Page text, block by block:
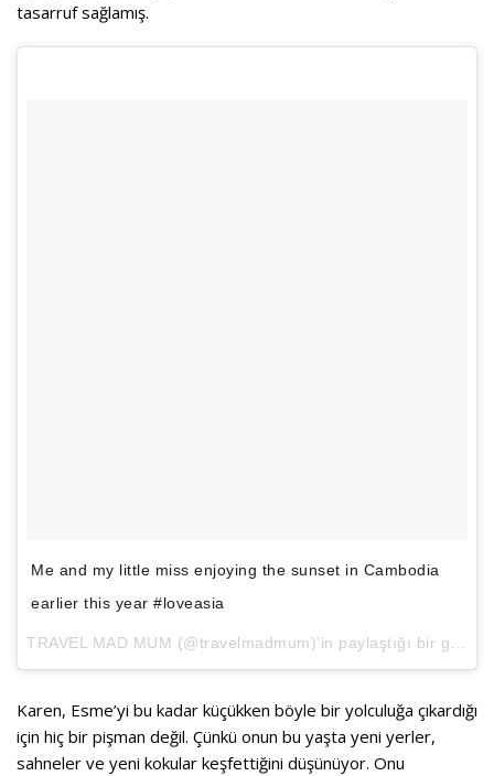
tasarruf sağlamış.
Me and my little miss enjoying the sunset in Cambodia
earlier this year #loveasia
TRAVEL MAD MUM (@travelmadmum)’in paylaştığı bir gönderi (
Karen, Esme’yi bu kadar küçükken böyle bir yolculuğa çıkardığı
için hiç bir pişman değil. Çünkü onun bu yaşta yeni yerler,
sahneler ve yeni kokular keşfettiğini düşünüyor. Onu